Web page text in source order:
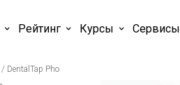
Рейтинг Курсы Cервисы
/ DentalTap Pho